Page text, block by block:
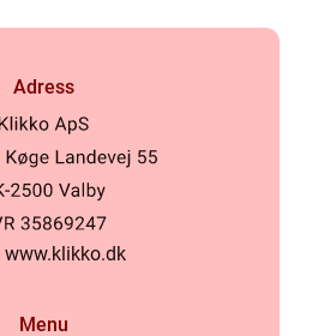
Adress
www.klikko.dk
Menu